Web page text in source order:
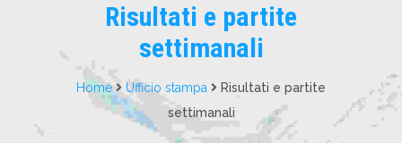
Risultati e partite
settimanali
Home Ufficio stampa
Risultati e partite
settimanali